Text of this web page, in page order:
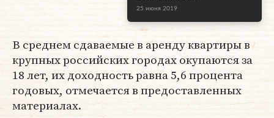
25 июня 2019
В среднем сдаваемые в аренду квартиры в
крупных российских городах окупаются за
18 лет, их доходность равна 5,6 процента
годовых, отмечается в предоставленных
материалах.